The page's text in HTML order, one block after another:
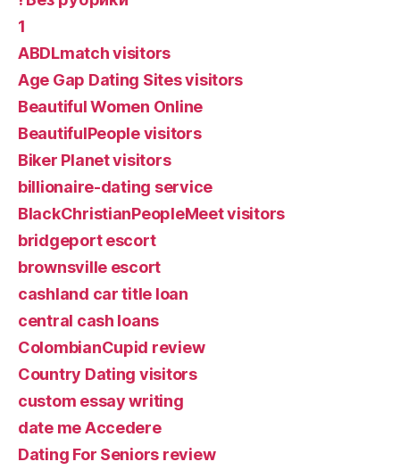
1
ABDLmatch visitors
Age Gap Dating Sites visitors
Beautiful Women Online
BeautifulPeople visitors
Biker Planet visitors
billionaire-dating service
BlackChristianPeopleMeet visitors
bridgeport escort
brownsville escort
cashland car title loan
central cash loans
ColombianCupid review
Country Dating visitors
custom essay writing
date me Accedere
Dating For Seniors review